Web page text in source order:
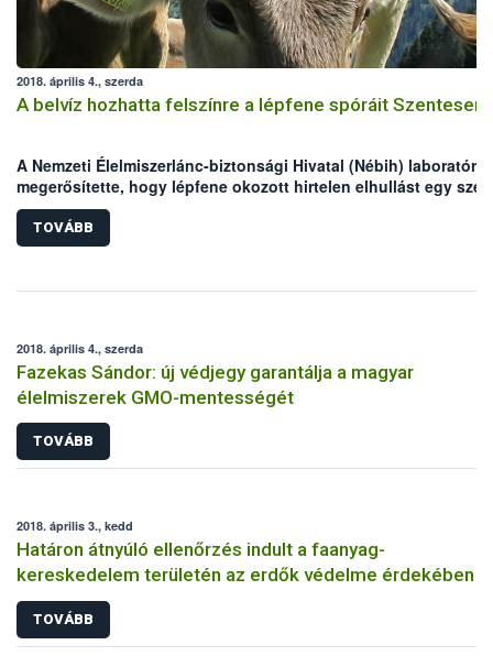
2018. április 4., szerda
A belvíz hozhatta felszínre a lépfene spóráit Szentesen
A Nemzeti Élelmiszerlánc-biztonsági Hivatal (Nébih)
megerősítette, hogy lépfene okozott hirtelen elhullást egy
juhállományban március végén. A juhok legeltetési területén
valószínűleg a belvíz hozhatta felszínre a lépfene spóráit. A
főállatorvos már a fertőzés gyanúja alapján elrendelte a helyi
gyógykezelését. A Nébih felhívja az állattartók figyelmét, hogy
TOVÁBB
2018. április 4., szerda
Fazekas Sándor: új védjegy garantálja a magyar
élelmiszerek GMO-mentességét
TOVÁBB
2018. április 3., kedd
Határon átnyúló ellenőrzés indult a faanyag-
kereskedelem területén az erdők védelme érdekében
TOVÁBB